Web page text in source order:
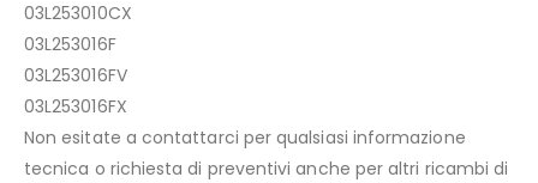
03L253010CX
03L253016F
03L253016FV
03L253016FX
Non esitate a contattarci per qualsiasi informazione
tecnica o richiesta di preventivi anche per altri ricambi di